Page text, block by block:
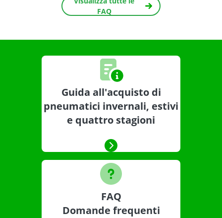
FAQ
Guida all'acquisto di
pneumatici invernali, estivi
e quattro stagioni
FAQ
Domande frequenti